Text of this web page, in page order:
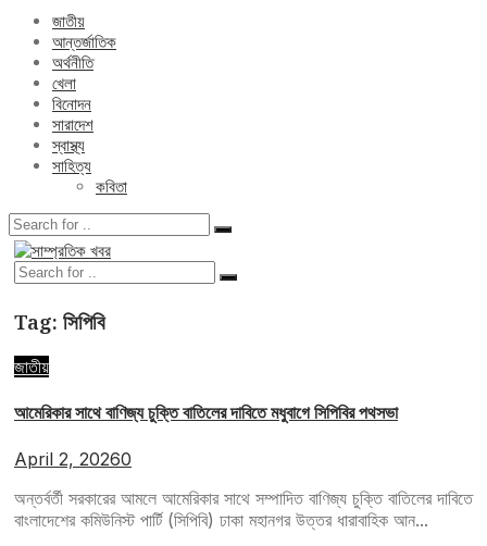
জাতীয়
আন্তর্জাতিক
অর্থনীতি
খেলা
বিনোদন
সারাদেশ
স্বাস্থ্য
সাহিত্য
কবিতা
Tag: সিপিবি
জাতীয়
আমেরিকার সাথে বাণিজ্য চুক্তি বাতিলের দাবিতে মধুবাগে সিপিবির পথসভা
April 2, 20260
অন্তর্বর্তী সরকারের আমলে আমেরিকার সাথে সম্পাদিত বাণিজ্য চুক্তি বাতিলের দাবিতে
বাংলাদেশের কমিউনিস্ট পার্টি (সিপিবি) ঢাকা মহানগর উত্তর ধারাবাহিক আন...